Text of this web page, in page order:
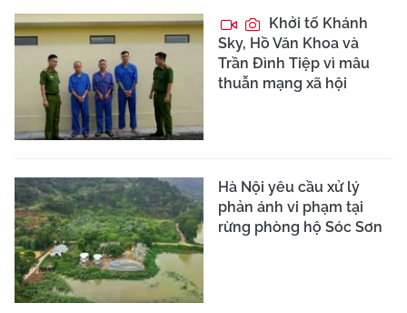
Khởi tố Khánh
Sky, Hồ Văn Khoa và
Trần Đình Tiệp vì mâu
thuẫn mạng xã hội
Hà Nội yêu cầu xử lý
phản ánh vi phạm tại
rừng phòng hộ Sóc Sơn